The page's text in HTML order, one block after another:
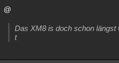
@
Das XM8 is doch schon längst
t